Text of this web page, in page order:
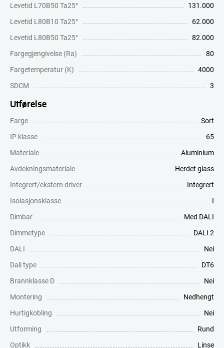
Levetid L70B50 Ta25°
131.000
Levetid L80B10 Ta25°
62.000
Levetid L80B50 Ta25°
82.000
Fargegjengivelse (Ra)
80
Fargetemperatur (K)
4000
SDCM
3
Utførelse
Farge
Sort
IP klasse
65
Materiale
Aluminium
Avdekningsmateriale
Herdet glass
Integrert/ekstern driver
Integrert
Isolasjonsklasse
I
Dimbar
Med DALI
Dimmetype
DALI 2
DALI
Nei
Dali type
DT6
Brannklasse D
Nei
Montering
Nedhengt
Hurtigkobling
Nei
Utforming
Rund
Optikk
Linse